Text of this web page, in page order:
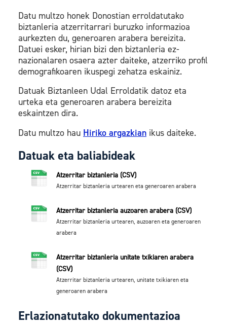
Datu multzo honek Donostian erroldatutako
biztanleria atzerritarrari buruzko informazioa
aurkezten du, generoaren arabera bereizita.
Datuei esker, hirian bizi den biztanleria ez-
nazionalaren osaera azter daiteke, atzerriko profil
demografikoaren ikuspegi zehatza eskainiz.
Datuak Biztanleen Udal Erroldatik datoz eta
urteka eta generoaren arabera bereizita
eskaintzen dira.
Datu multzo hau Hiriko argazkian ikus daiteke.
Datuak eta baliabideak
Atzerritar biztanleria (CSV)
Atzerritar biztanleria urtearen eta generoaren arabera
Atzerritar biztanleria auzoaren arabera (CSV)
Atzerritar biztanleria urtearen, auzoaren eta generoaren
arabera
Atzerritar biztanleria unitate txikiaren arabera
(CSV)
Atzerritar biztanleria urtearen, unitate txikiaren eta
generoaren arabera
Erlazionatutako dokumentazioa